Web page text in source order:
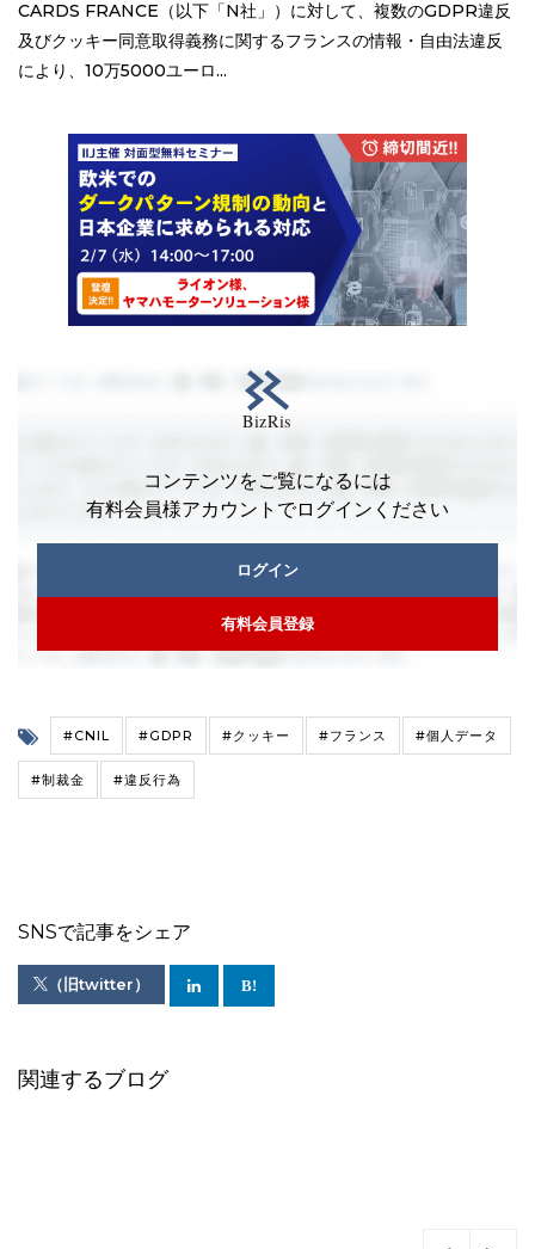
CARDS FRANCE（以下「N社」）に対して、複数のGDPR違反
及びクッキー同意取得義務に関するフランスの情報・自由法違反
により、10万5000ユーロ...
コンテンツをご覧になるには
有料会員様アカウントでログインください
ログイン
有料会員登録
#CNIL #GDPR #クッキー #フランス #個人データ
#制裁金 #違反行為
SNSで記事をシェア
（旧twitter）
関連するブログ